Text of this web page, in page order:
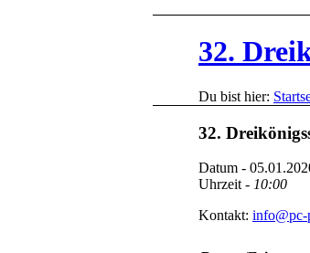
32.
Du bist hier:
32.
Datum -
Uhrzeit - 10:00
Kontakt: info@pc-